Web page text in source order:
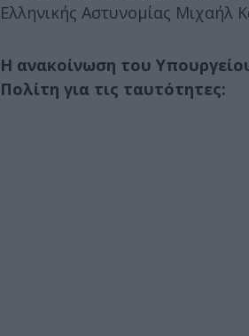
Ελληνικής Αστυνομίας Μιχαήλ
Η ανακοίνωση του
Πολίτη για τις ταυτότητες: